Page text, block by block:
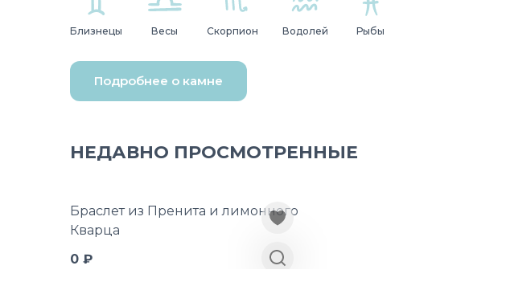
Близнецы Весы Скорпион Водолей Рыбы
Подробнее о камне
НЕДАВНО ПРОСМОТРЕННЫЕ
Браслет из Пренита и лимонного
Кварца
0 ₽